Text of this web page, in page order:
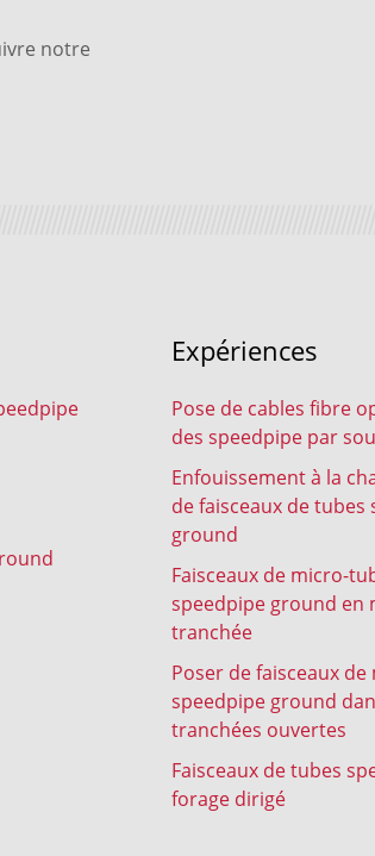
notre
Expériences
Pose de cables fibre
des speedpipe par
Enfouissement à la
de faisceaux de tubes
ground
Faisceaux de micro-
speedpipe ground en
tranchée
Poser de faisceaux
speedpipe ground
tranchées ouvertes
Faisceaux de tubes
forage dirigé